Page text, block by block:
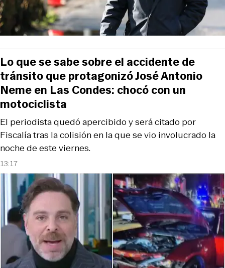
13:17
El periodista quedó apercibido y será citado por
Fiscalía tras la colisión en la que se vio involucrado la
noche de este viernes.
Lo que se sabe sobre el accidente de
tránsito que protagonizó José Antonio
Neme en Las Condes: chocó con un
motociclista